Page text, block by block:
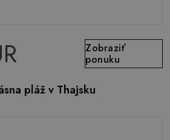
Zobraziť
ponuku
pláž v Thajsku